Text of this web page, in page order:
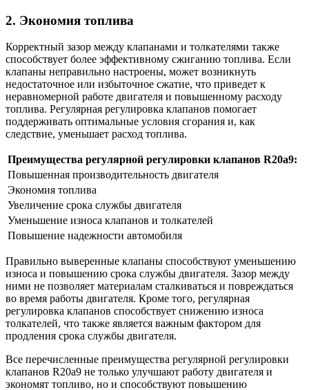
2. Экономия топлива
Корректный зазор между клапанами и толкателями также
способствует более эффективному сжиганию топлива. Если
клапаны неправильно настроены, может возникнуть
недостаточное или избыточное сжатие, что приведет к
неравномерной работе двигателя и повышенному расходу
топлива. Регулярная регулировка клапанов помогает
поддерживать оптимальные условия сгорания и, как
следствие, уменьшает расход топлива.
Преимущества регулярной регулировки клапанов R20a9:
Повышенная производительность двигателя
Экономия топлива
Увеличение срока службы двигателя
Уменьшение износа клапанов и толкателей
Повышение надежности автомобиля
Правильно выверенные клапаны способствуют уменьшению
износа и повышению срока службы двигателя. Зазор между
ними не позволяет материалам сталкиваться и повреждаться
во время работы двигателя. Кроме того, регулярная
регулировка клапанов способствует снижению износа
толкателей, что также является важным фактором для
продления срока службы двигателя.
Все перечисленные преимущества регулярной регулировки
клапанов R20a9 не только улучшают работу двигателя и
экономят топливо, но и способствуют повышению